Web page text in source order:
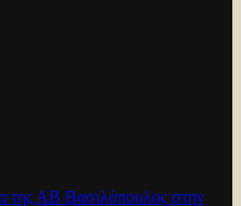
της ΑΒ Βασιλόπουλος στην